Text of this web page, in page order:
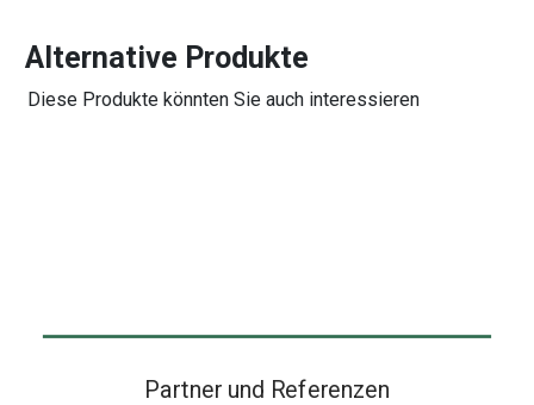
Alternative Produkte
Diese Produkte könnten Sie auch interessieren
Partner und Referenzen